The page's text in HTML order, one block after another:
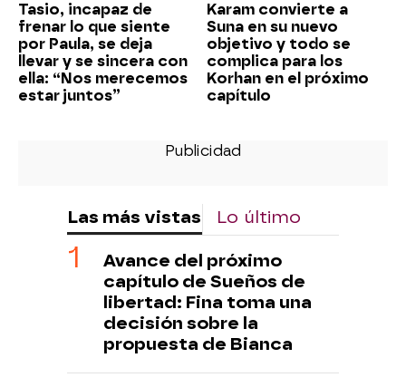
Tasio, incapaz de
frenar lo que siente
por Paula, se deja
llevar y se sincera con
ella: “Nos merecemos
estar juntos”
Karam convierte a
Suna en su nuevo
objetivo y todo se
complica para los
Korhan en el próximo
capítulo
Las más vistas Lo último
Avance del próximo
capítulo de Sueños de
libertad: Fina toma una
decisión sobre la
propuesta de Bianca